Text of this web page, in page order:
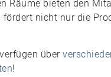
Räume bieten den
nicht nur die
über
!